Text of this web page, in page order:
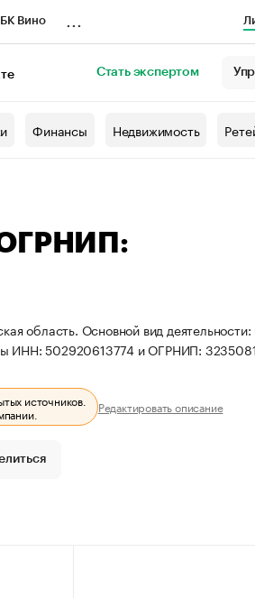
Вино
Стать экспертом
Финансы Недвижимость
область. Основной вид деятельности:
ИНН: 502920613774 и ОГРНИП:
источников. Редактировать описание